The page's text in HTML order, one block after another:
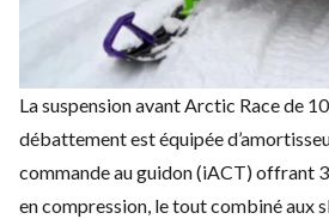
La suspension avant Arctic Race de
débattement est équipée
commande au guidon (iACT) offrant
en compression, le tout combiné aux